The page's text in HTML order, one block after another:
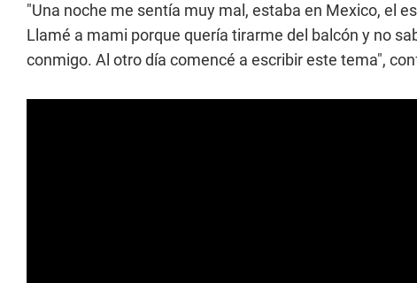
"Una noche me sentía muy mal, estaba en Mexico, el
Llamé a mami porque quería tirarme del balcón y no
conmigo. Al otro día comencé a escribir este tema",